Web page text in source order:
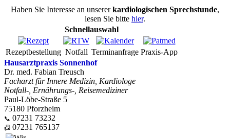
Haben Sie Interesse an unsererkardiologischen Sprechstunde,
lesen Sie bitte hier.
Schnellauswahl
Rezeptbestellung Notfall Terminanfrage Praxis-App
Hausarztpraxis Sonnenhof
Dr. med. Fabian Treusch
Facharzt für Innere Medizin, Kardiologe
Notfall-, Ernährungs-, Reisemediziner
Paul-Löbe-Straße 5
75180 Pforzheim
📞 07231 73232
📠 07231 765137